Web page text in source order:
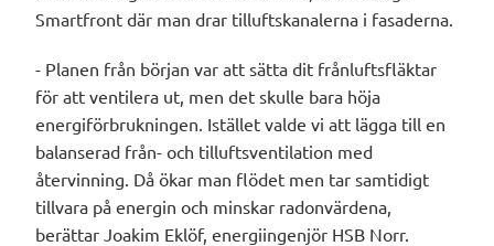
Smartfront där man drar tilluftskanalerna i fasaderna.
- Planen från början var att sätta dit frånluftsfläktar
för att ventilera ut, men det skulle bara höja
energiförbrukningen. Istället valde vi att lägga till en
balanserad från- och tilluftsventilation med
återvinning. Då ökar man flödet men tar samtidigt
tillvara på energin och minskar radonvärdena,
berättar Joakim Eklöf, energiingenjör HSB Norr.